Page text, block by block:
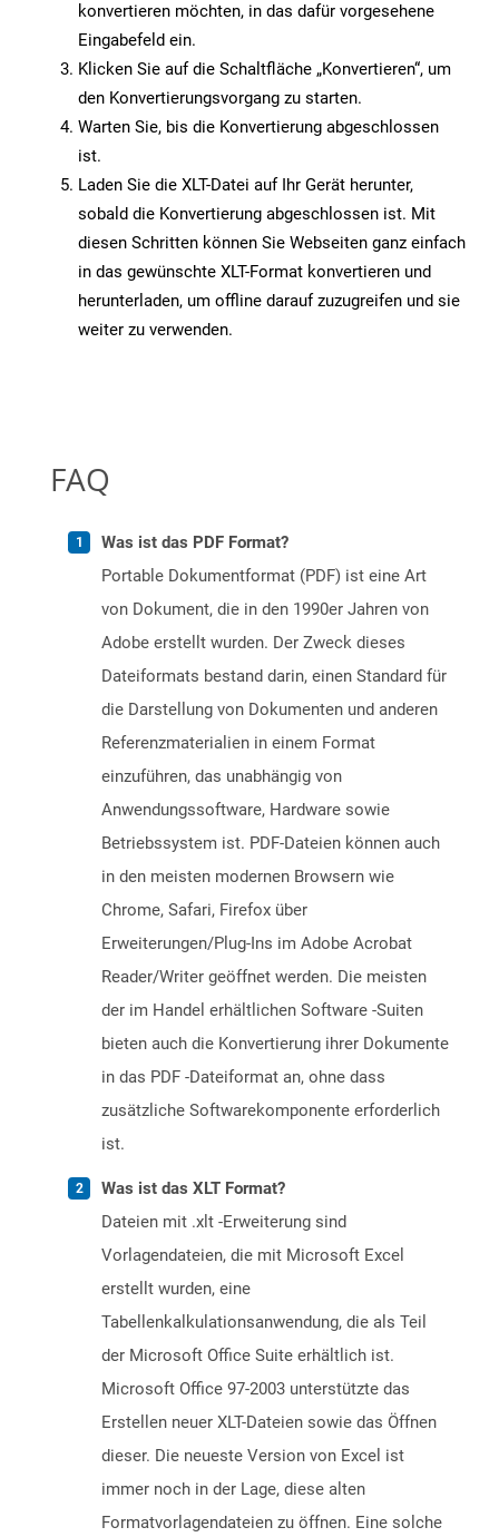
konvertieren möchten, in das dafür vorgesehene
Eingabefeld ein.
Klicken Sie auf die Schaltfläche „Konvertieren“, um
den Konvertierungsvorgang zu starten.
Warten Sie, bis die Konvertierung abgeschlossen
ist.
Laden Sie die XLT-Datei auf Ihr Gerät herunter,
sobald die Konvertierung abgeschlossen ist. Mit
diesen Schritten können Sie Webseiten ganz einfach
in das gewünschte XLT-Format konvertieren und
herunterladen, um offline darauf zuzugreifen und sie
weiter zu verwenden.
FAQ
Was ist das PDF Format?
Portable Dokumentformat (PDF) ist eine Art
von Dokument, die in den 1990er Jahren von
Adobe erstellt wurden. Der Zweck dieses
Dateiformats bestand darin, einen Standard für
die Darstellung von Dokumenten und anderen
Referenzmaterialien in einem Format
einzuführen, das unabhängig von
Anwendungssoftware, Hardware sowie
Betriebssystem ist. PDF-Dateien können auch
in den meisten modernen Browsern wie
Chrome, Safari, Firefox über
Erweiterungen/Plug-Ins im Adobe Acrobat
Reader/Writer geöffnet werden. Die meisten
der im Handel erhältlichen Software -Suiten
bieten auch die Konvertierung ihrer Dokumente
in das PDF -Dateiformat an, ohne dass
zusätzliche Softwarekomponente erforderlich
ist.
Was ist das XLT Format?
Dateien mit .xlt -Erweiterung sind
Vorlagendateien, die mit Microsoft Excel
erstellt wurden, eine
Tabellenkalkulationsanwendung, die als Teil
der Microsoft Office Suite erhältlich ist.
Microsoft Office 97-2003 unterstützte das
Erstellen neuer XLT-Dateien sowie das Öffnen
dieser. Die neueste Version von Excel ist
immer noch in der Lage, diese alten
Formatvorlagendateien zu öffnen. Eine solche